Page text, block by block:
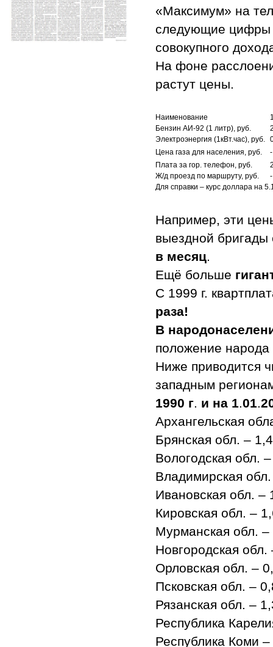
«Максимум» на
следующие цифры
совокупного
На фоне
растут цены.
Наименование
Бензин АИ-92 (1 литр), руб.
Электроэнергия (1кВт.час), руб.
Цена газа для населения, руб.
-
Плата за гор. телефон, руб.
Ж/д проезд по маршруту, руб.
-
Для справки – курс доллара на
Например, эти
выездной
в месяц.
Ещё больше
С 1999 г.
раза!
В
положение
Ниже приводится
западным
1990 г. и на 1.01.
Архангельская
Брянская обл. –
Вологодская обл.
Владимирская
Ивановская обл.
Кировская обл. –
Мурманская обл.
Новгородская
Орловская обл. –
Псковская обл. –
Рязанская обл. –
Республика
Республика Коми